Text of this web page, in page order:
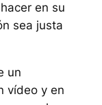
en su
sea justa
un
vídeo y en